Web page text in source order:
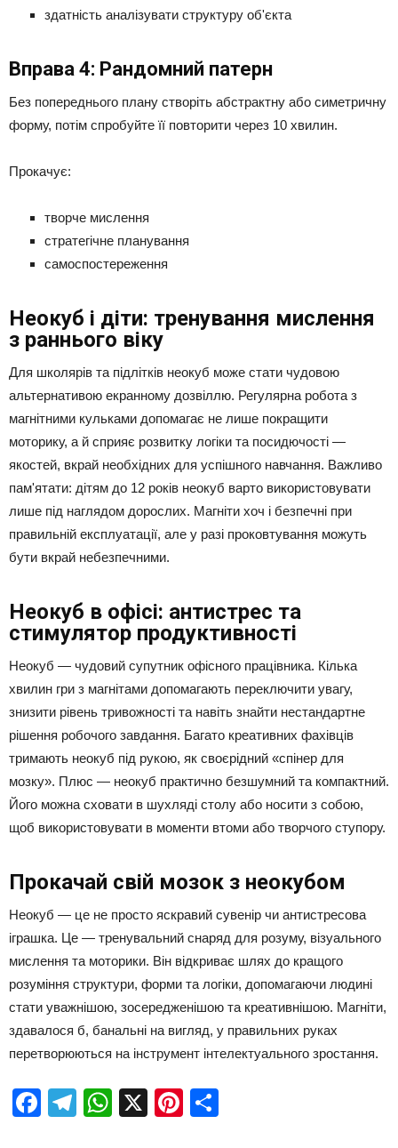
здатність аналізувати структуру об'єкта
Вправа 4: Рандомний патерн
Без попереднього плану створіть абстрактну або симетричну
форму, потім спробуйте її повторити через 10 хвилин.
Прокачує:
творче мислення
стратегічне планування
самоспостереження
Неокуб і діти: тренування мислення
з раннього віку
Для школярів та підлітків неокуб може стати чудовою
альтернативою екранному дозвіллю. Регулярна робота з
магнітними кульками допомагає не лише покращити
моторику, а й сприяє розвитку логіки та посидючості —
якостей, вкрай необхідних для успішного навчання. Важливо
пам'ятати: дітям до 12 років неокуб варто використовувати
лише під наглядом дорослих. Магніти хоч і безпечні при
правильній експлуатації, але у разі проковтування можуть
бути вкрай небезпечними.
Неокуб в офісі: антистрес та
стимулятор продуктивності
Неокуб — чудовий супутник офісного працівника. Кілька
хвилин гри з магнітами допомагають переключити увагу,
знизити рівень тривожності та навіть знайти нестандартне
рішення робочого завдання. Багато креативних фахівців
тримають неокуб під рукою, як своєрідний «спінер для
мозку». Плюс — неокуб практично безшумний та компактний.
Його можна сховати в шухляді столу або носити з собою,
щоб використовувати в моменти втоми або творчого ступору.
Прокачай свій мозок з неокубом
Неокуб — це не просто яскравий сувенір чи антистресова
іграшка. Це — тренувальний снаряд для розуму, візуального
мислення та моторики. Він відкриває шлях до кращого
розуміння структури, форми та логіки, допомагаючи людині
стати уважнішою, зосередженішою та креативнішою. Магніти,
здавалося б, банальні на вигляд, у правильних руках
перетворюються на інструмент інтелектуального зростання.
Facebook
Telegram
WhatsApp
X Pinterest